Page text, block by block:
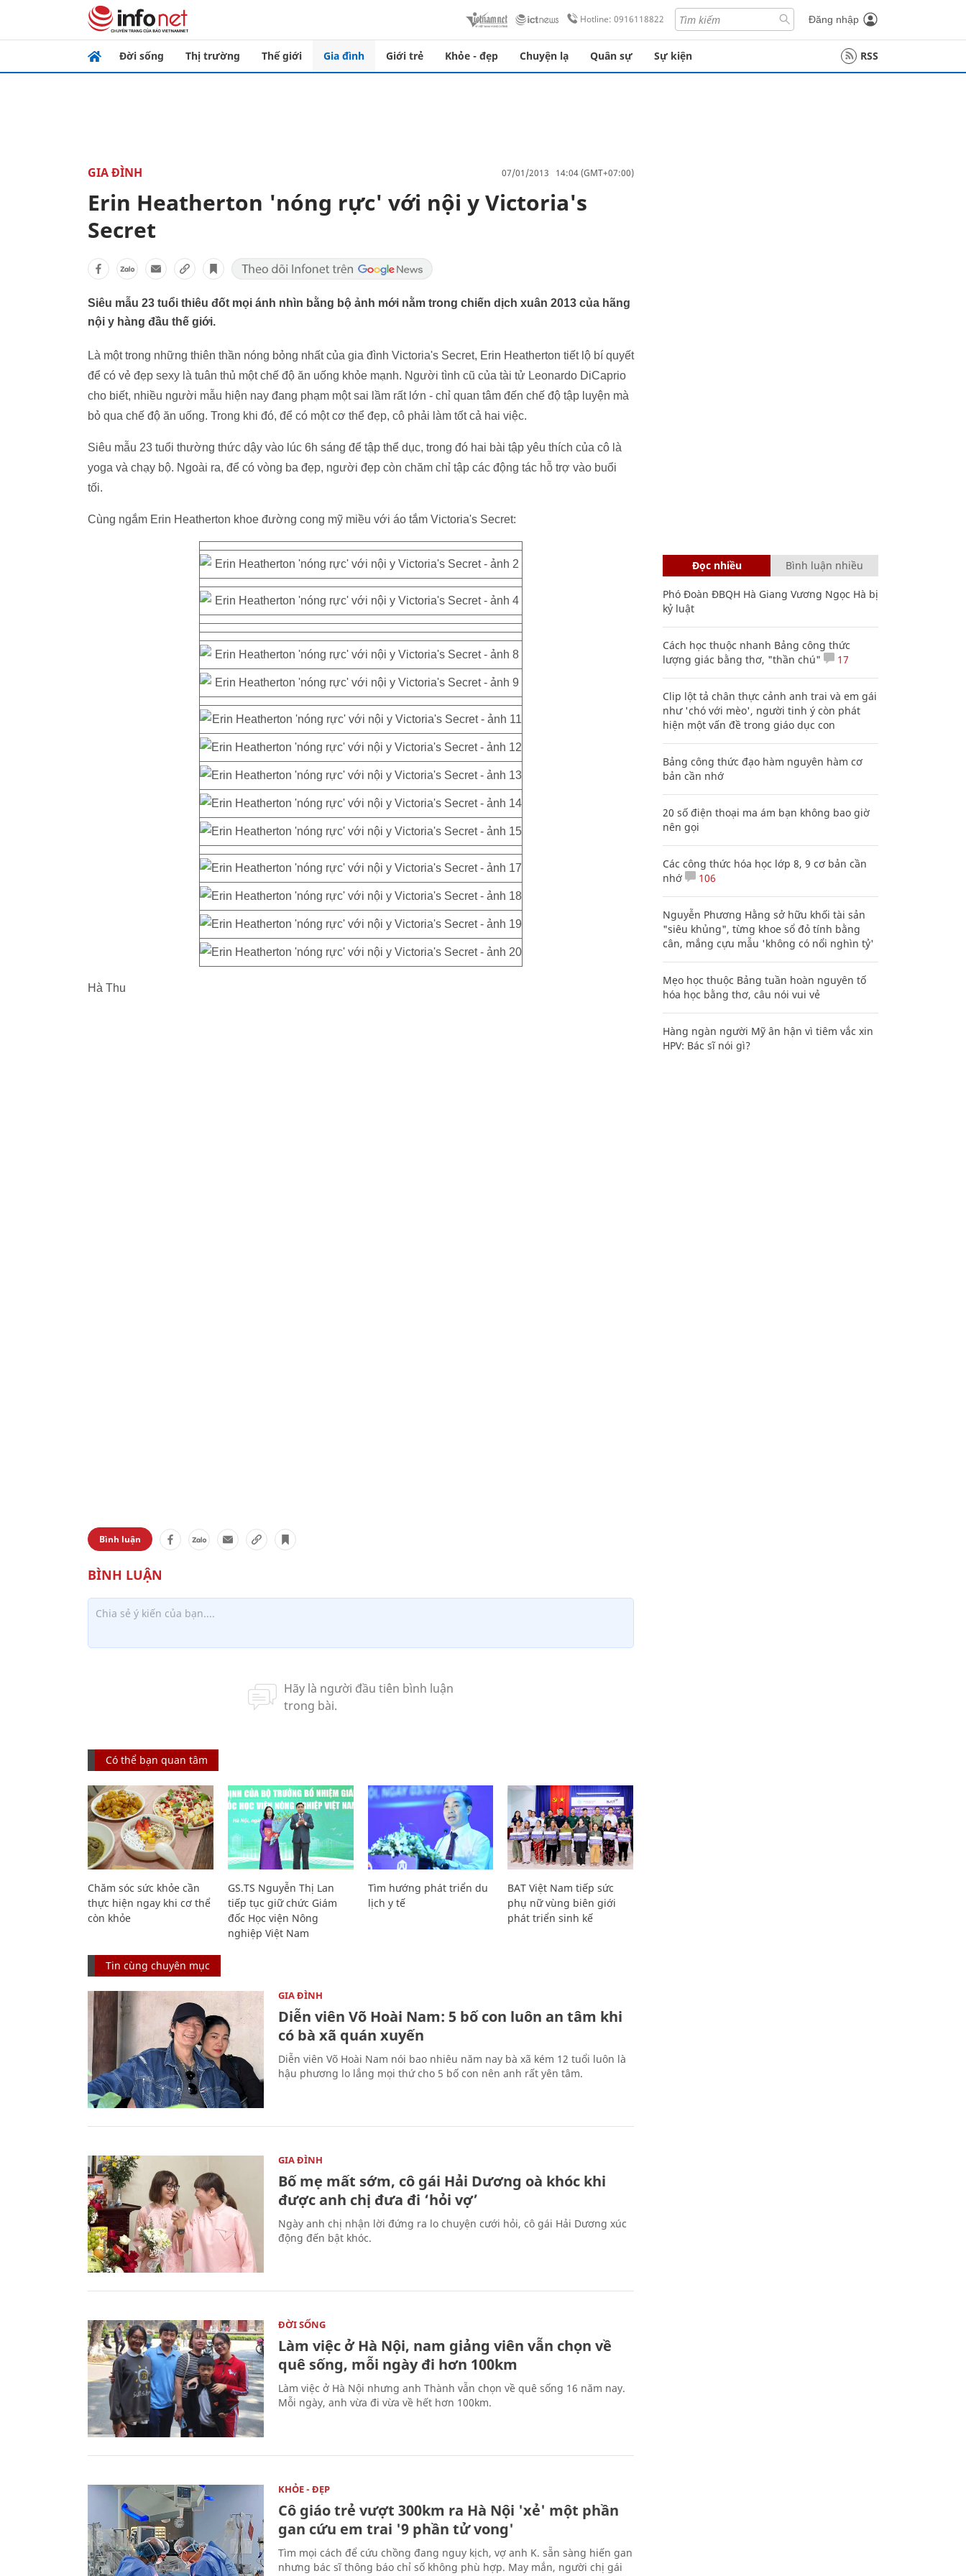
Hotline: 0916118822 Đăng nhập
Đời sống Thị trường Thế giới Gia đình Giới trẻ Khỏe - đẹp Chuyện lạ Quân sự Sự kiện RSS
GIA ĐÌNH 07/01/2013 14:04 (GMT+07:00)
Erin Heatherton 'nóng rực' với nội y Victoria's
Secret
Siêu mẫu 23 tuổi thiêu đốt mọi ánh nhìn bằng bộ ảnh mới nằm trong chiến dịch xuân 2013 của hãng
nội y hàng đầu thế giới.
Là một trong những thiên thần nóng bỏng nhất của gia đình Victoria's Secret, Erin Heatherton tiết lộ bí quyết
để có vẻ đẹp sexy là tuân thủ một chế độ ăn uống khỏe mạnh. Người tình cũ của tài tử Leonardo DiCaprio
cho biết, nhiều người mẫu hiện nay đang phạm một sai lầm rất lớn - chỉ quan tâm đến chế độ tập luyện mà
bỏ qua chế độ ăn uống. Trong khi đó, để có một cơ thể đẹp, cô phải làm tốt cả hai việc.
Siêu mẫu 23 tuổi thường thức dậy vào lúc 6h sáng để tập thể dục, trong đó hai bài tập yêu thích của cô là
yoga và chạy bộ. Ngoài ra, để có vòng ba đẹp, người đẹp còn chăm chỉ tập các động tác hỗ trợ vào buổi
tối.
Cùng ngắm Erin Heatherton khoe đường cong mỹ miều với áo tắm Victoria's Secret:
Hà Thu
Bình luận
Có thể bạn quan tâm
Chăm sóc sức khỏe cần
thực hiện ngay khi cơ thể
còn khỏe
GS.TS Nguyễn Thị Lan
tiếp tục giữ chức Giám
đốc Học viện Nông
nghiệp Việt Nam
Tìm hướng phát triển du
lịch y tế
BAT Việt Nam tiếp sức
phụ nữ vùng biên giới
phát triển sinh kế
Tin cùng chuyên mục
GIA ĐÌNH
Diễn viên Võ Hoài Nam: 5 bố con luôn an tâm khi
có bà xã quán xuyến
Diễn viên Võ Hoài Nam nói bao nhiêu năm nay bà xã kém 12 tuổi luôn là
hậu phương lo lắng mọi thứ cho 5 bố con nên anh rất yên tâm.
GIA ĐÌNH
Bố mẹ mất sớm, cô gái Hải Dương oà khóc khi
được anh chị đưa đi ‘hỏi vợ’
Ngày anh chị nhận lời đứng ra lo chuyện cưới hỏi, cô gái Hải Dương xúc
động đến bật khóc.
ĐỜI SỐNG
Làm việc ở Hà Nội, nam giảng viên vẫn chọn về
quê sống, mỗi ngày đi hơn 100km
Làm việc ở Hà Nội nhưng anh Thành vẫn chọn về quê sống 16 năm nay.
Mỗi ngày, anh vừa đi vừa về hết hơn 100km.
KHỎE - ĐẸP
Cô giáo trẻ vượt 300km ra Hà Nội 'xẻ' một phần
gan cứu em trai '9 phần tử vong'
Tìm mọi cách để cứu chồng đang nguy kịch, vợ anh K. sẵn sàng hiến gan
nhưng bác sĩ thông báo chỉ số không phù hợp. May mắn, người chị gái
Đọc nhiều Bình luận nhiều
Phó Đoàn ĐBQH Hà Giang Vương Ngọc Hà bị
kỷ luật
Cách học thuộc nhanh Bảng công thức
lượng giác bằng thơ, "thần chú"
17
Clip lột tả chân thực cảnh anh trai và em gái
như 'chó với mèo', người tinh ý còn phát
hiện một vấn đề trong giáo dục con
Bảng công thức đạo hàm nguyên hàm cơ
bản cần nhớ
20 số điện thoại ma ám bạn không bao giờ
nên gọi
Các công thức hóa học lớp 8, 9 cơ bản cần
nhớ
106
Nguyễn Phương Hằng sở hữu khối tài sản
"siêu khủng", từng khoe sổ đỏ tính bằng
cân, mắng cựu mẫu 'không có nổi nghìn tỷ'
Mẹo học thuộc Bảng tuần hoàn nguyên tố
hóa học bằng thơ, câu nói vui vẻ
Hàng ngàn người Mỹ ân hận vì tiêm vắc xin
HPV: Bác sĩ nói gì?